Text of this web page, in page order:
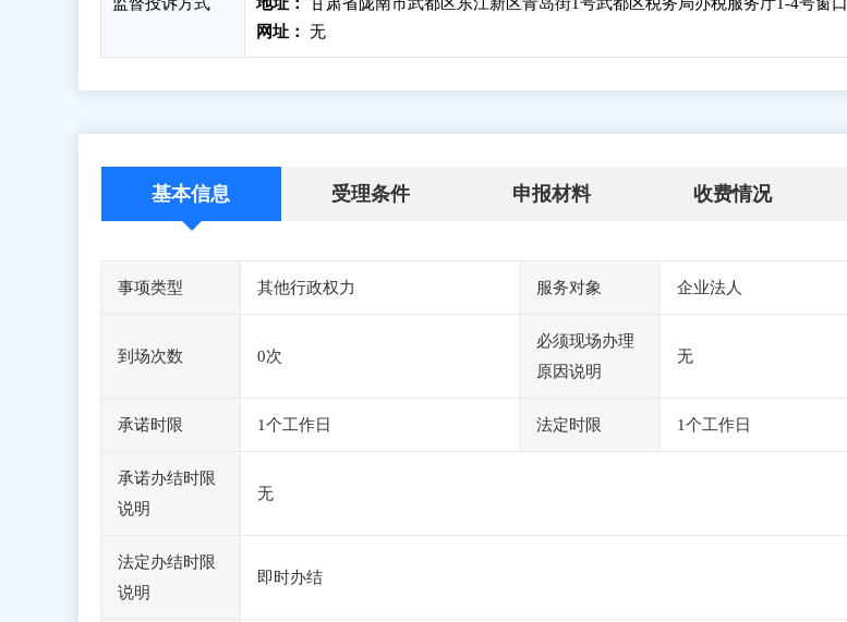
网址：
无
基本信息 受理条件 申报材料 收费情况
事项类型 其他行政权力 服务对象 企业法人
到场次数 0次
必须现场办理
原因说明
无
承诺时限 1个工作日 法定时限 1个工作日
承诺办结时限
说明
无
法定办结时限
说明
即时办结